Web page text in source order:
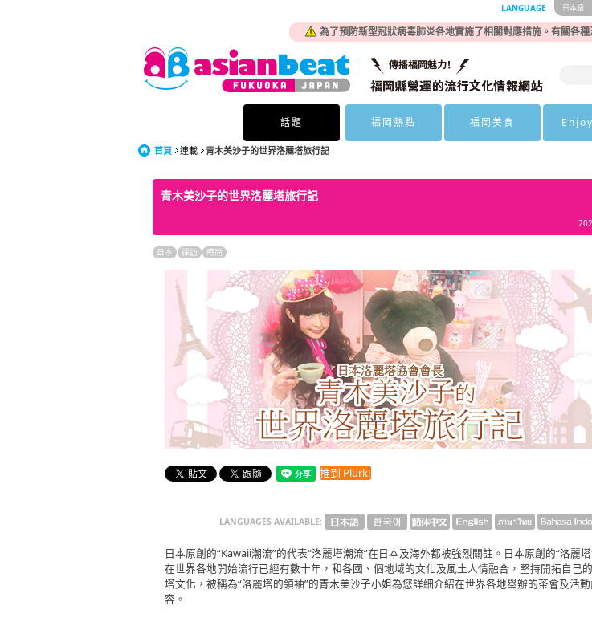
為了預防新型冠狀病毒肺炎各地實施了相關對應措施。有關各
LANGUAGE 日本語
話題 福岡熱點 福岡美食
首頁 連載 青木美沙子的世界洛麗塔旅行記
青木美沙子的世界洛麗塔旅行記
日本 採訪 時尚
推到 Plurk!
LANGUAGES AVAILABLE:
日本原創的“Kawaii潮流”的代表“洛麗塔潮流”在日本及海外都被強烈關註。日本原創的“洛麗
在世界各地開始流行已經有數十年，和各國、個地域的文化及風土人情融合，堅持開拓自己
塔文化，被稱為“洛麗塔的領袖”的青木美沙子小姐為您詳細介紹在世界各地舉辦的茶會及活
容。